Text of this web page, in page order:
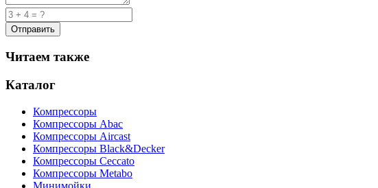
Читаем также
Каталог
Компрессоры
Компрессоры Abac
Компрессоры Aircast
Компрессоры Black&Decker
Компрессоры Ceccato
Компрессоры Metabo
Минимойки